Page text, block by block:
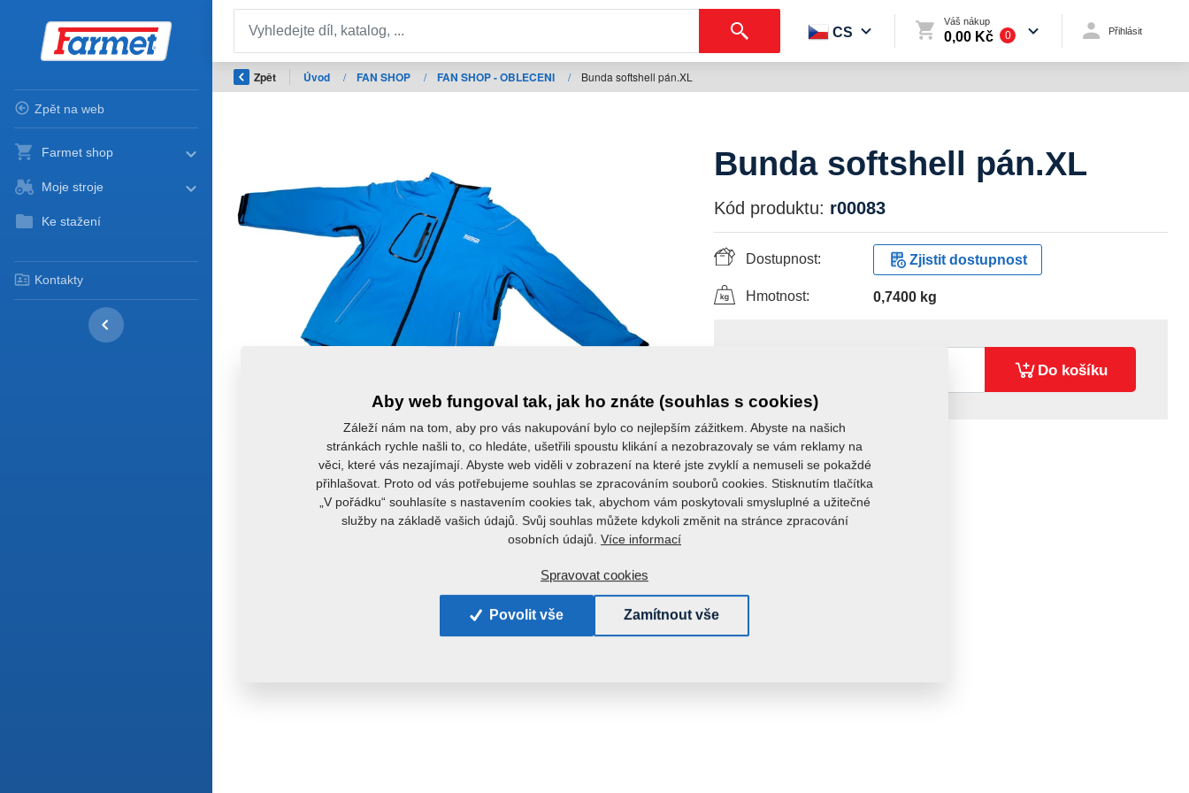
Zpět na web
Farmet shop
Moje stroje
Ke stažení
Kontakty
CS
Váš nákup
0,00 Kč 0 Přihlásit
Zpět Úvod / FAN SHOP / FAN SHOP - OBLECENI / Bunda softshell pán.XL
Bunda softshell pán.XL
Kód produktu: r00083
Dostupnost: Zjistit dostupnost
Hmotnost: 0,7400 kg
Do košíku
Aby web fungoval tak, jak ho znáte (souhlas s cookies)
Záleží nám na tom, aby pro vás nakupování bylo co nejlepším zážitkem. Abyste na našich
stránkách rychle našli to, co hledáte, ušetřili spoustu klikání a nezobrazovaly se vám reklamy na
věci, které vás nezajímají. Abyste web viděli v zobrazení na které jste zvyklí a nemuseli se pokaždé
přihlašovat. Proto od vás potřebujeme souhlas se zpracováním souborů cookies. Stisknutím tlačítka
„V pořádku“ souhlasíte s nastavením cookies tak, abychom vám poskytovali smysluplné a užitečné
služby na základě vašich údajů. Svůj souhlas můžete kdykoli změnit na stránce zpracování
osobních údajů. Více informací
Spravovat cookies
Povolit vše Zamítnout vše